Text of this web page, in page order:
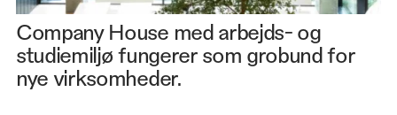
Company House med arbejds- og
studiemiljø fungerer som grobund for
nye virksomheder.